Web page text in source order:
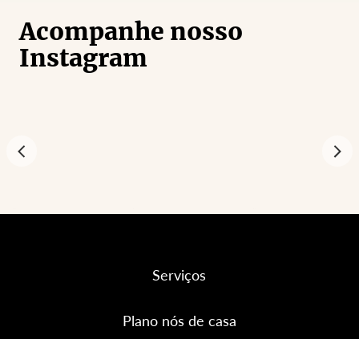
Acompanhe nosso
Instagram
Serviços
Plano nós de casa